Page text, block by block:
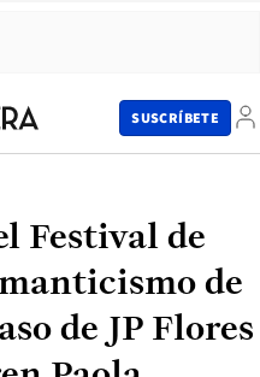
SUSCRÍBETE
Festival de
de
de JP Flores